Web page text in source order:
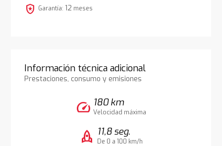
local_police Garantía: 12 meses
Información técnica adicional
Prestaciones, consumo y emisiones
speed 180 km
Velocidad máxima
rocket 11,8 seg.
De 0 a 100 km/h